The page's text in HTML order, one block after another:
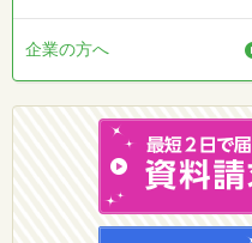
企業の方へ